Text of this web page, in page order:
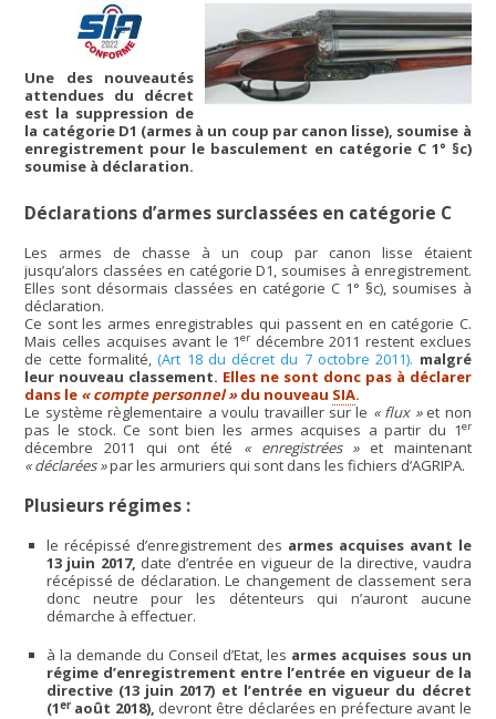
Une des nouveautés
attendues du décret
est la suppression de
la catégorie D1 (armes à un coup par canon lisse), soumise à
enregistrement pour le basculement en catégorie C 1° §c)
soumise à déclaration.
Déclarations d’armes surclassées en catégorie C
Les armes de chasse à un coup par canon lisse étaient
jusqu’alors classées en catégorie D1, soumises à enregistrement.
Elles sont désormais classées en catégorie C 1° §c), soumises à
déclaration.
Ce sont les armes enregistrables qui passent en en catégorie C.
Mais celles acquises avant le 1er décembre 2011 restent exclues
de cette formalité,(Art 18 du décret du 7 octobre 2011). malgré
leur nouveau classement. Elles ne sont donc pas à déclarer
dans le « compte personnel »du nouveau SIA.
Le système règlementaire a voulu travailler sur le « flux »et non
pas le stock. Ce sont bien les armes acquises a partir du 1er
décembre 2011 qui ont été « enregistrées » et maintenant
« déclarées »par les armuriers qui sont dans les fichiers d’AGRIPA.
Plusieurs régimes :
le récépissé d’enregistrement des armes acquises avant le
13 juin 2017, date d’entrée en vigueur de la directive, vaudra
récépissé de déclaration. Le changement de classement sera
donc neutre pour les détenteurs qui n’auront aucune
démarche à effectuer.
à la demande du Conseil d’Etat, les armes acquises sous un
régime d’enregistrement entre l’entrée en vigueur de la
directive (13 juin 2017) et l’entrée en vigueur du décret
(1eraoût 2018), devront être déclarées en préfecture avant le